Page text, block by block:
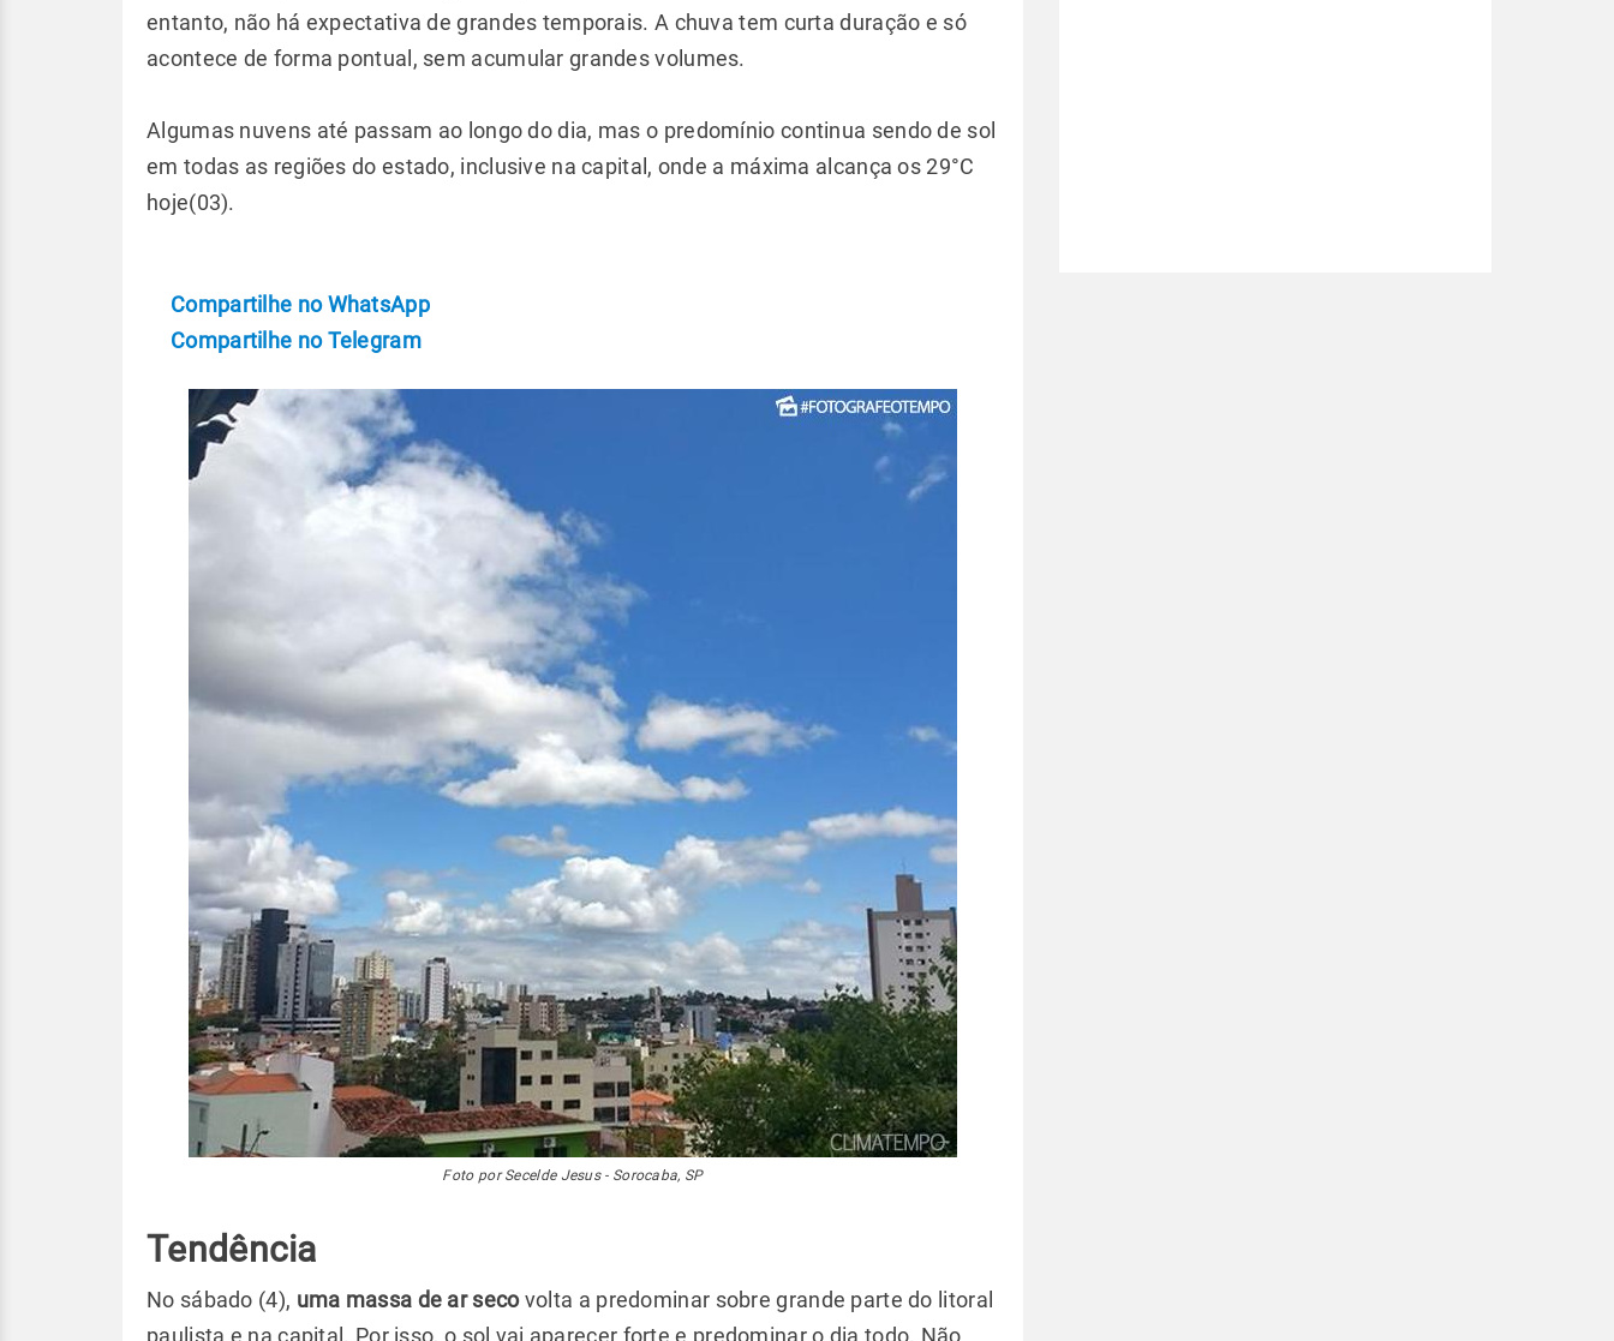
entanto, não há expectativa de grandes temporais. A chuva tem curta duração e só
acontece de forma pontual, sem acumular grandes volumes.
Algumas nuvens até passam ao longo do dia, mas o predomínio continua sendo de sol
em todas as regiões do estado, inclusive na capital, onde a máxima alcança os 29°C
hoje(03).
Compartilhe no WhatsApp
Compartilhe no Telegram
Foto por Secelde Jesus - Sorocaba, SP
Tendência
No sábado (4), uma massa de ar secovolta a predominar sobre grande parte do litoral
paulista e na capital. Por isso, o sol vai aparecer forte e predominar o dia todo. Não